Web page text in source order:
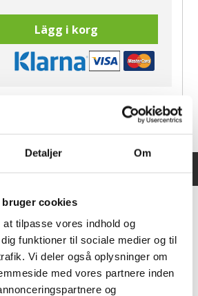
Detaljer Om
bruger cookies
tilpasse vores indhold og
funktioner til sociale medier og til
Vi deler også oplysninger om
med vores partnere inden
og
Lägg i korg